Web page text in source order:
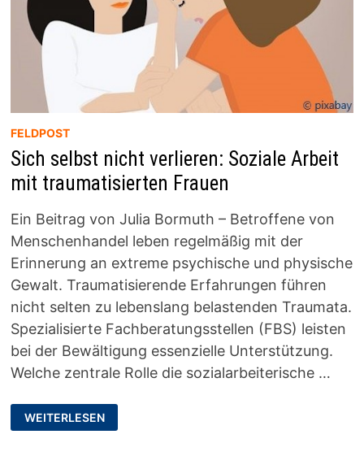
FELDPOST
Sich selbst nicht verlieren: Soziale Arbeit
mit traumatisierten Frauen
Ein Beitrag von Julia Bormuth – Betroffene von
Menschenhandel leben regelmäßig mit der
Erinnerung an extreme psychische und physische
Gewalt. Traumatisierende Erfahrungen führen
nicht selten zu lebenslang belastenden Traumata.
Spezialisierte Fachberatungsstellen (FBS) leisten
bei der Bewältigung essenzielle Unterstützung.
Welche zentrale Rolle die sozialarbeiterische …
SICH
SELBST
NICHT
WEITERLESEN